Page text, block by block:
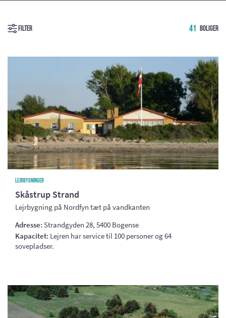
Filter 41 Boliger
Lejrbygninger
Skåstrup Strand
Lejrbygning på Nordfyn tæt på vandkanten
Adresse: Strandgyden 28, 5400 Bogense
Kapacitet: Lejren har service til 100 personer og 64
sovepladser.